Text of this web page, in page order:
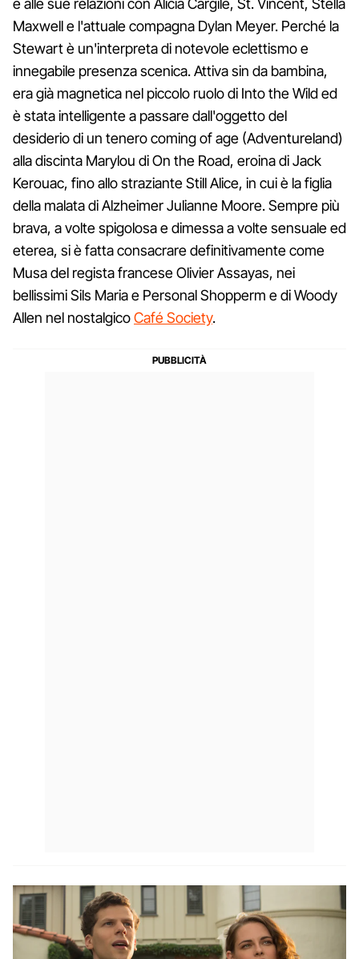
e alle sue relazioni con Alicia Cargile, St. Vincent, Stella
Maxwell e l'attuale compagna Dylan Meyer. Perché la
Stewart è un'interpreta di notevole eclettismo e
innegabile presenza scenica. Attiva sin da bambina,
era già magnetica nel piccolo ruolo di Into the Wild ed
è stata intelligente a passare dall'oggetto del
desiderio di un tenero coming of age (Adventureland)
alla discinta Marylou di On the Road, eroina di Jack
Kerouac, fino allo straziante Still Alice, in cui è la figlia
della malata di Alzheimer Julianne Moore. Sempre più
brava, a volte spigolosa e dimessa a volte sensuale ed
eterea, si è fatta consacrare definitivamente come
Musa del regista francese Olivier Assayas, nei
bellissimi Sils Maria e Personal Shopperm e di Woody
Allen nel nostalgicoCafé Society.